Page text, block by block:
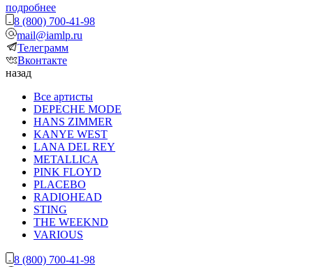
подробнее
8 (800) 700-41-98
mail@iamlp.ru
Телеграмм
Вконтакте
назад
Все артисты
DEPECHE MODE
HANS ZIMMER
KANYE WEST
LANA DEL REY
METALLICA
PINK FLOYD
PLACEBO
RADIOHEAD
STING
THE WEEKND
VARIOUS
8 (800) 700-41-98